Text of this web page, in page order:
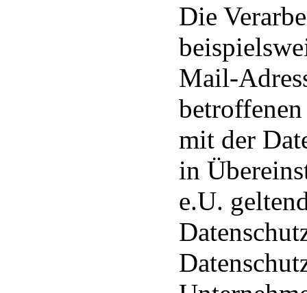
Die
Mail-
mit der
in
e.U.